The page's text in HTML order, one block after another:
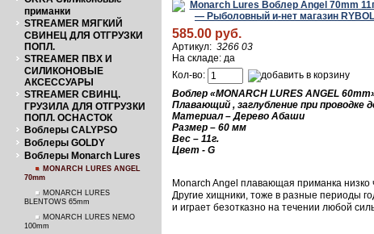
приманки
STREAMER МЯГКИЙ
СВИНЕЦ ДЛЯ ОТГРУЗКИ
ПОПЛ.
STREAMER ПВХ И
СИЛИКОНОВЫЕ
АКСЕССУАРЫ
STREAMER СВИНЦ.
ГРУЗИЛА ДЛЯ ОТГРУЗКИ
ПОПЛ. ОСНАСТОК
Воблеры CALYPSO
Воблеры GOLDY
Воблеры Monarch Lures
MONARCH LURES ANGEL
70mm
MONARCH LURES
BLENTOWS 65mm
MONARCH LURES NEMO
100mm
585.00 руб.
Артикул: 3266 03
На складе: да
Кол-во:
Воблер «MONARCH LURES ANGEL 60mm
Плавающий , заглубление при проводке
Материал – Дерево Абаши
Размер – 60 мм
Вес – 11г.
Цвет - G
Monarch Angel плавающая приманка низко
Другие хищники, тоже в разные периоды
и играет безотказно на течении любой